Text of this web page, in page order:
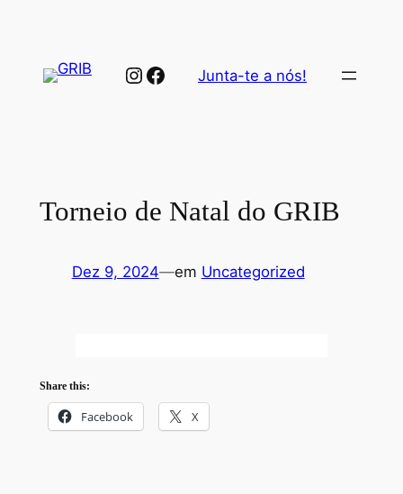
conteúdo
Instagram
FacebookJunta-te a nós!
Torneio de Natal do GRIB
Dez 9, 2024—em Uncategorized
Share this:
Facebook X